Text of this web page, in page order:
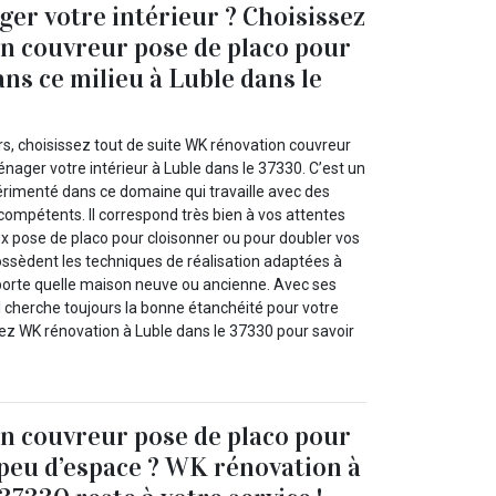
votre intérieur ? Choisissez
couvreur pose de placo pour
ce milieu à Luble dans le
choisissez tout de suite WK rénovation couvreur
votre intérieur à Luble dans le 37330. C’est un
dans ce domaine qui travaille avec des
Il correspond très bien à vos attentes
pose de placo pour cloisonner ou pour doubler vos
les techniques de réalisation adaptées à
quelle maison neuve ou ancienne. Avec ses
cherche toujours la bonne étanchéité pour votre
WK rénovation à Luble dans le 37330 pour savoir
couvreur pose de placo pour
d’espace ? WK rénovation à